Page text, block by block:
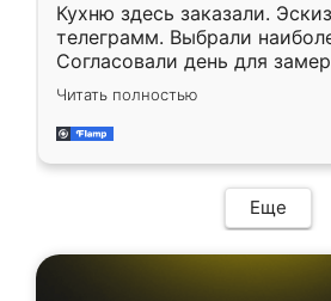
Кухню здесь заказали.
телеграмм. Выбрали
Согласовали день для
недели кухня была уже
довольны работой. Спасибо
мебель за качественную
Читать полностью
Еще